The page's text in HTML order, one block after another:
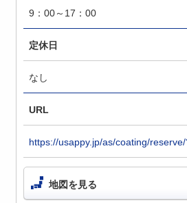
9：00～17：00
定休日
なし
URL
https://usappy.jp/as/coating/
地図を見る